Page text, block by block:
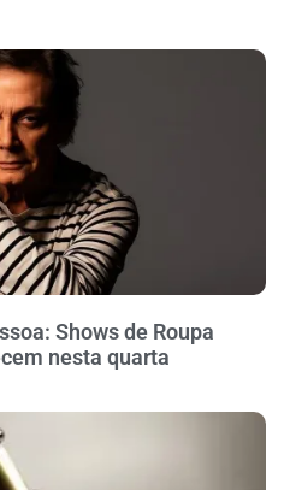
Shows de Roupa
nesta quarta